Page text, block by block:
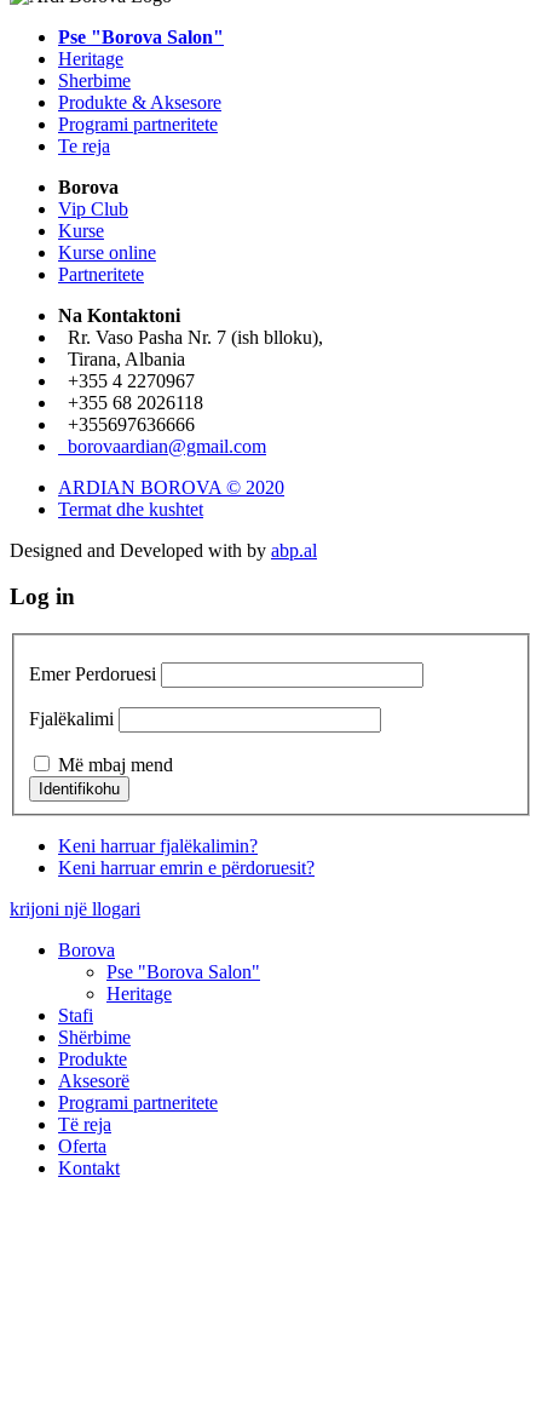
Pse "Borova Salon"
Heritage
Sherbime
Produkte & Aksesore
Programi partneritete
Te reja
Borova
Vip Club
Kurse
Kurse online
Partneritete
Na Kontaktoni
Rr. Vaso Pasha Nr. 7 (ish blloku),
Tirana, Albania
+355 4 2270967
+355 68 2026118
+355697636666
borovaardian@gmail.com
ARDIAN BOROVA © 2020
Termat dhe kushtet
Designed and Developed with by abp.al
Log in
Emer Perdoruesi
Fjalëkalimi
Më mbaj mend
Keni harruar fjalëkalimin?
Keni harruar emrin e përdoruesit?
krijoni një llogari
Borova
Pse "Borova Salon"
Heritage
Stafi
Shërbime
Produkte
Aksesorë
Programi partneritete
Të reja
Oferta
Kontakt